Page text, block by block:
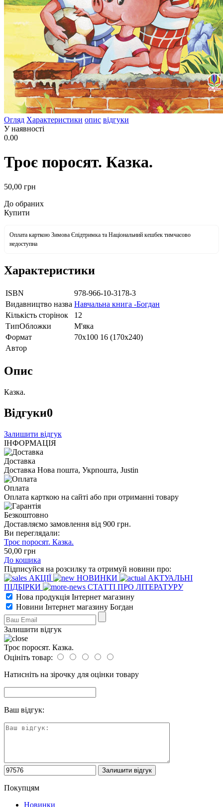
Огляд Характеристики опис відгуки
У наявності
0.00
Троє поросят. Казка.
50,00 грн
До обраних
Купити
Оплата карткою Зимова Єпідтримка та Національний кешбек тимчасово
недоступна
Характеристики
ISBN
978-966-10-3178-3
Видавництво назва Навчальна книга -Богдан
Кількість сторінок
12
ТипОбложки
М'яка
Формат
70х100 16 (170х240)
Автор
Опис
Казка.
Відгуки0
Залишити відгук
ІНФОРМАЦІЯ
Доставка
Доставка Нова пошта, Укрпошта, Justin
Оплата
Оплата карткою на сайті або при отриманні товару
Безкоштовно
Доставляємо замовлення від 900 грн.
Ви переглядали:
Троє поросят. Казка.
50,00 грн
До кошика
Підписуйся на розсилку та отримуй новини про:
АКЦІЇ
НОВИНКИ
АКТУАЛЬНІ
ПІДБІРКИ
СТАТТІ ПРО ЛІТЕРАТУРУ
Нова продукція Інтернет магазину
Новини Інтернет магазину Богдан
Залишити відгук
Троє поросят. Казка.
Оцініть товар:
Натисніть на зірочку для оцінки товару
Ваш відгук:
Покупцям
Новинки